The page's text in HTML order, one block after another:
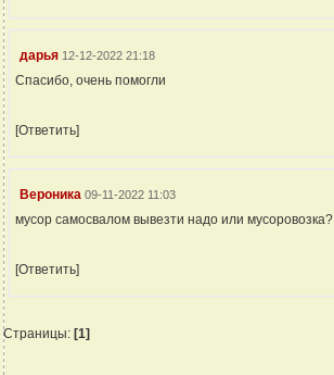
дарья 12-12-2022 21:18
Спасибо, очень помогли
[Ответить]
Вероника 09-11-2022 11:03
мусор самосвалом вывезти надо или мусоровозка?
[Ответить]
Страницы: [1]